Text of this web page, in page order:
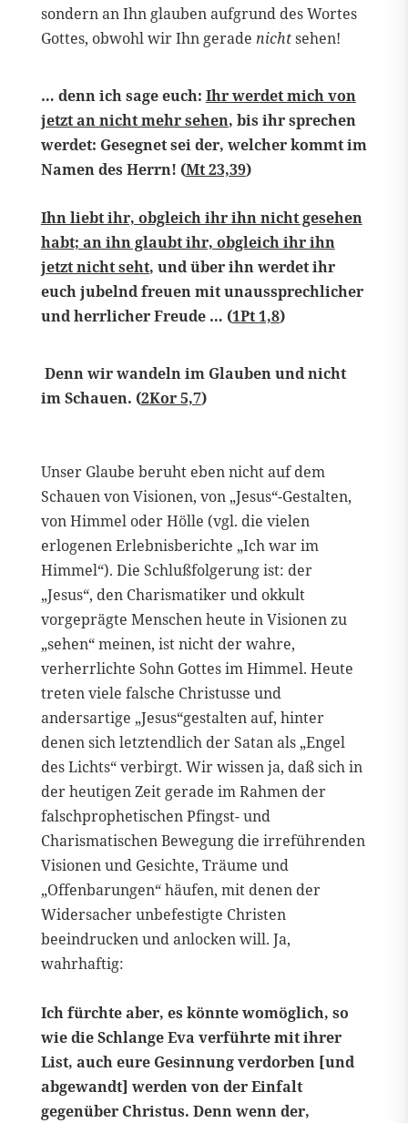
sondern an Ihn glauben aufgrund des Wortes
Gottes, obwohl wir Ihn gerade nichtsehen!
… denn ich sage euch: Ihr werdet mich von
jetzt an nicht mehr sehen, bis ihr sprechen
werdet: Gesegnet sei der, welcher kommt im
Namen des Herrn! (Mt 23,39)
Ihn liebt ihr, obgleich ihr ihn nicht gesehen
habt; an ihn glaubt ihr, obgleich ihr ihn
jetzt nicht seht, und über ihn werdet ihr
euch jubelnd freuen mit unaussprechlicher
und herrlicher Freude … (1Pt 1,8)
Denn wir wandeln im Glauben und nicht
im Schauen. (2Kor 5,7)
Unser Glaube beruht eben nicht auf dem
Schauen von Visionen, von „Jesus“-Gestalten,
von Himmel oder Hölle (vgl. die vielen
erlogenen Erlebnisberichte „Ich war im
Himmel“). Die Schlußfolgerung ist: der
„Jesus“, den Charismatiker und okkult
vorgeprägte Menschen heute in Visionen zu
„sehen“ meinen, ist nicht der wahre,
verherrlichte Sohn Gottes im Himmel. Heute
treten viele falsche Christusse und
andersartige „Jesus“gestalten auf, hinter
denen sich letztendlich der Satan als „Engel
des Lichts“ verbirgt. Wir wissen ja, daß sich in
der heutigen Zeit gerade im Rahmen der
falschprophetischen Pfingst- und
Charismatischen Bewegung die irreführenden
Visionen und Gesichte, Träume und
„Offenbarungen“ häufen, mit denen der
Widersacher unbefestigte Christen
beeindrucken und anlocken will. Ja,
wahrhaftig:
Ich fürchte aber, es könnte womöglich, so
wie die Schlange Eva verführte mit ihrer
List, auch eure Gesinnung verdorben [und
abgewandt] werden von der Einfalt
gegenüber Christus. Denn wenn der,